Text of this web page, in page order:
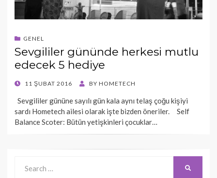
GENEL
Sevgililer gününde herkesi mutlu
edecek 5 hediye
POSTED
11 ŞUBAT 2016 BY HOMETECH
Sevgililer gününe sayılı gün kala aynı telaş çoğu kişiyi
sardı Hometech ailesi olarak işte bizden öneriler. Self
Balance Scoter: Bütün yetişkinleri çocuklar…
for: